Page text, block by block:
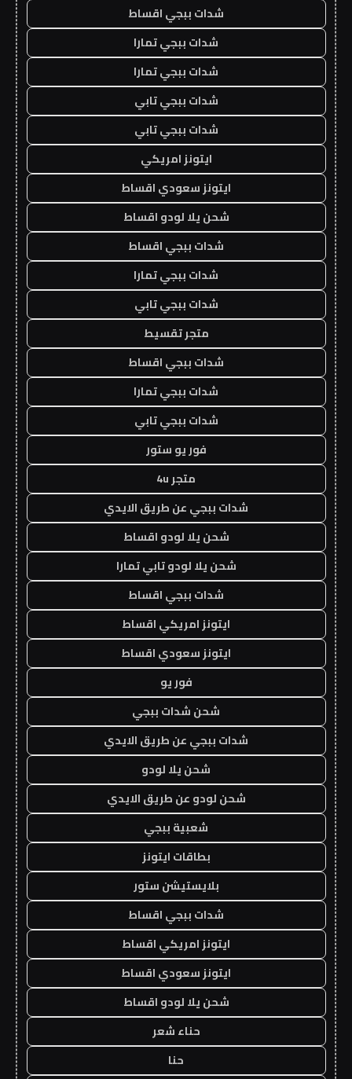
شدات ببجي اقساط
شدات ببجي تمارا
شدات ببجي تمارا
شدات ببجي تابي
شدات ببجي تابي
ايتونز امريكي
ايتونز سعودي اقساط
شحن يلا لودو اقساط
شدات ببجي اقساط
شدات ببجي تمارا
شدات ببجي تابي
متجر تقسيط
شدات ببجي اقساط
شدات ببجي تمارا
شدات ببجي تابي
فور يو ستور
متجر 4u
شدات ببجي عن طريق الايدي
شحن يلا لودو اقساط
شحن يلا لودو تابي تمارا
شدات ببجي اقساط
ايتونز امريكي اقساط
ايتونز سعودي اقساط
فور يو
شحن شدات ببجي
شدات ببجي عن طريق الايدي
شحن يلا لودو
شحن لودو عن طريق الايدي
شعبية ببجي
بطاقات ايتونز
بلايستيشن ستور
شدات ببجي اقساط
ايتونز امريكي اقساط
ايتونز سعودي اقساط
شحن يلا لودو اقساط
حناء شعر
حنا